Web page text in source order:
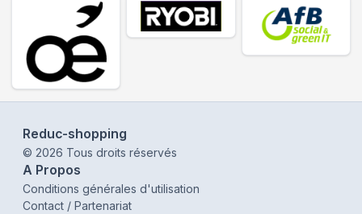
Reduc-shopping
© 2026 Tous droits réservés
A Propos
Conditions générales d'utilisation
Contact / Partenariat